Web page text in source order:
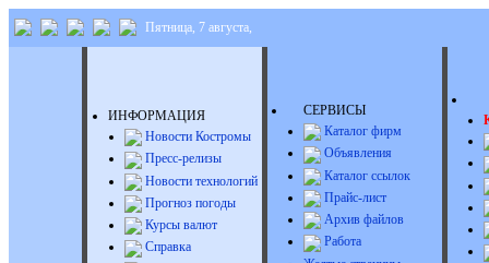
Пятница, 7 августа,
ИНФОРМАЦИЯ
Новости Костромы
Пресс-релизы
Новости технологий
Прогноз погоды
Курсы валют
Справка
СЕРВИСЫ
Каталог фирм
Объявления
Каталог ссылок
Прайс-лист
Архив файлов
Работа